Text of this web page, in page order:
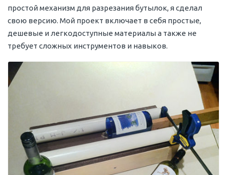
простой механизм для разрезания бутылок, я сделал
свою версию. Мой проект включает в себя простые,
дешевые и легкодоступные материалы а также не
требует сложных инструментов и навыков.